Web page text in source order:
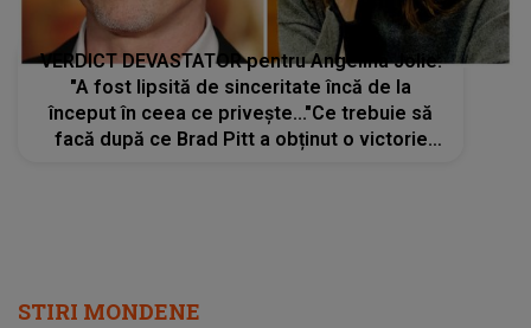
VERDICT DEVASTATOR pentru Angelina Jolie:
"A fost lipsită de sinceritate încă de la
început în ceea ce privește..."Ce trebuie să
facă după ce Brad Pitt a obținut o victorie
STIRI MONDENE